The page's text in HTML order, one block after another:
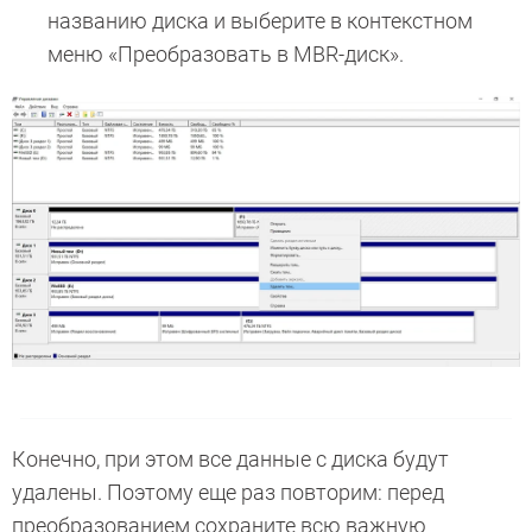
названию диска и выберите в контекстном
меню «Преобразовать в MBR-диск».
Конечно, при этом все данные с диска будут
удалены. Поэтому еще раз повторим: перед
преобразованием сохраните всю важную